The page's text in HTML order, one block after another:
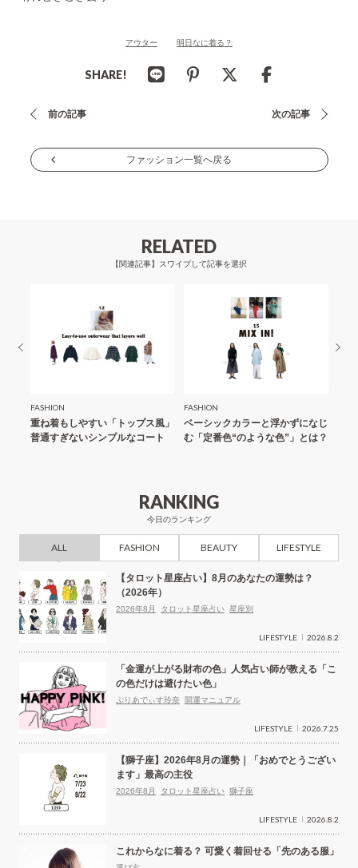
アウター 明日なに着る？
SHARE!
投
ナ
前の記事 次の記事
ファッション一覧へ戻る
RELATED
【関連記事】スワイプして記事を選択
FASHION
重ね着もしやすい「トップス風」
普通すぎないシンプルなコート
FASHION
ベーシックカラーと浮かずになじ
む「定番色“のような色”」とは？
RANKING
今日のランキング
ALL FASHION BEAUTY LIFESTYLE
【タロット星座占い】8月のあなたの運勢は？
（2026年）
2026年8月 タロット星座占い 星座別
LIFESTYLE 2026.8.2
「金運が上がる財布の色」人気占い師が教える「こ
の色だけは避けたい色」
ぷりあでぃす玲奈 開運マニュアル
LIFESTYLE 2026.7.25
【獅子座】2026年8月の運勢｜「おめでとうござい
ます」最高の主役
2026年8月 タロット星座占い 獅子座
LIFESTYLE 2026.8.2
これからなに着る？ 可愛く着回せる「先のある服」